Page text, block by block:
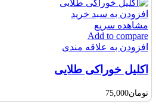
افزودن به سبد خرید
مشاهده سریع
Add to compare
افزودن به علاقه مندی
اکلیل خوراکی طلایی
تومان75,000